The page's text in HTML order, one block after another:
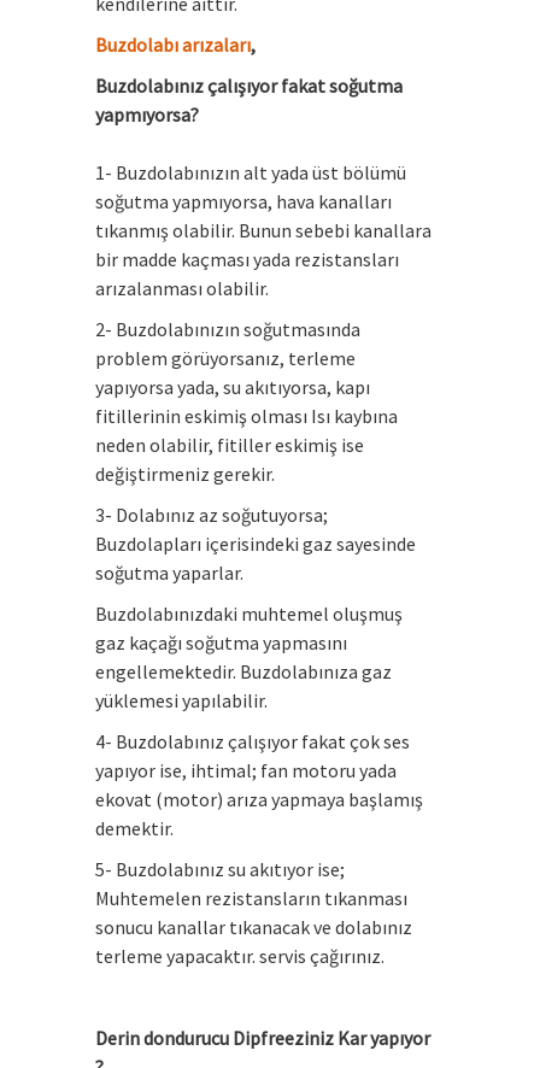
Buzdolabı arızaları,
Buzdolabınız çalışıyor fakat soğutma
yapmıyorsa?
1- Buzdolabınızın alt yada üst bölümü
soğutma yapmıyorsa, hava kanalları
tıkanmış olabilir. Bunun sebebi kanallara
bir madde kaçması yada rezistansları
arızalanması olabilir.
2- Buzdolabınızın soğutmasında
problem görüyorsanız, terleme
yapıyorsa yada, su akıtıyorsa, kapı
fitillerinin eskimiş olması Isı kaybına
neden olabilir, fitiller eskimiş ise
değiştirmeniz gerekir.
3- Dolabınız az soğutuyorsa;
Buzdolapları içerisindeki gaz sayesinde
soğutma yaparlar.
Buzdolabınızdaki muhtemel oluşmuş
gaz kaçağı soğutma yapmasını
engellemektedir. Buzdolabınıza gaz
yüklemesi yapılabilir.
4- Buzdolabınız çalışıyor fakat çok ses
yapıyor ise, ihtimal; fan motoru yada
ekovat (motor) arıza yapmaya başlamış
demektir.
5- Buzdolabınız su akıtıyor ise;
Muhtemelen rezistansların tıkanması
sonucu kanallar tıkanacak ve dolabınız
terleme yapacaktır. servis çağırınız.
Derin dondurucu Dipfreeziniz Kar yapıyor